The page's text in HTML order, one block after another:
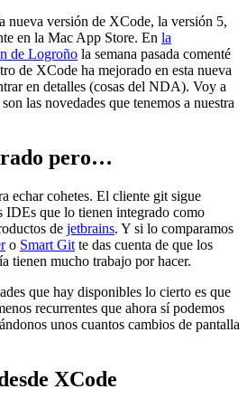
nueva versión de XCode, la versión 5,
en la Mac App Store. En la
de Logroño la semana pasada comenté
de XCode ha mejorado en esta nueva
en detalles (cosas del NDA). Voy a
las novedades que tenemos a nuestra
pero…
echar cohetes. El cliente git sigue
IDEs que lo tienen integrado como
de jetbrains. Y si lo comparamos
o Smart Git te das cuenta de que los
tienen mucho trabajo por hacer.
que hay disponibles lo cierto es que
recurrentes que ahora sí podemos
unos cuantos cambios de pantalla
XCode